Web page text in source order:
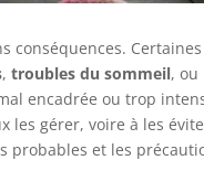
conséquences. Certaines
,troubles du sommeil, ou
encadrée ou trop
les gérer, voire à les
probables et les